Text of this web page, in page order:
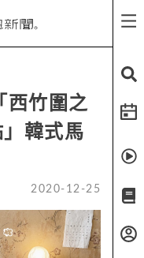
西竹圍之
韓式馬
2020-12-25